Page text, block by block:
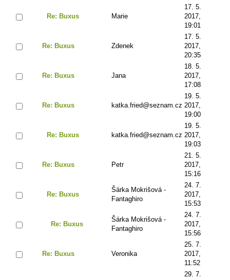
Re: Buxus Marie
17. 5.
2017,
19:01
Re: Buxus Zdenek
17. 5.
2017,
20:35
Re: Buxus Jana
18. 5.
2017,
17:08
Re: Buxus katka.fried@seznam.cz
19. 5.
2017,
19:00
Re: Buxus katka.fried@seznam.cz
19. 5.
2017,
19:03
Re: Buxus Petr
21. 5.
2017,
15:16
Re: Buxus
Šárka Mokrišová -
Fantaghiro
24. 7.
2017,
15:53
Re: Buxus
Šárka Mokrišová -
Fantaghiro
24. 7.
2017,
15:56
Re: Buxus Veronika
25. 7.
2017,
11:52
29. 7.